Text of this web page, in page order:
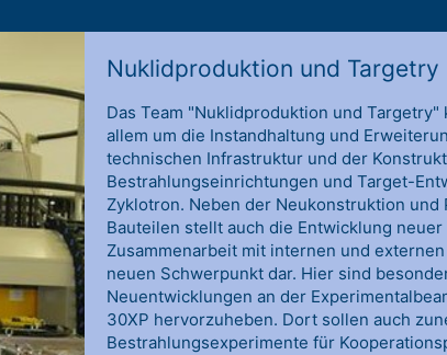
Nuklidproduktion und Targetry
Das Team "Nuklidproduktion und
allem um die Instandhaltung und
technischen Infrastruktur und der
Bestrahlungseinrichtungen und Target-
Zyklotron. Neben der Neukonstruktion und
Bauteilen stellt auch die Entwicklung
Zusammenarbeit mit internen und
neuen Schwerpunkt dar. Hier sind
Neuentwicklungen an der
30XP hervorzuheben. Dort sollen auch
Bestrahlungsexperimente für